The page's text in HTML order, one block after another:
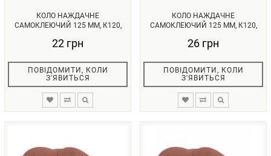
КОЛО НАЖДАЧНЕ
САМОКЛЕЮЧИЙ 125 ММ, К120,
22 грн
ПОВІДОМИТИ, КОЛИ
З'ЯВИТЬСЯ
КОЛО НАЖДАЧНЕ
САМОКЛЕЮЧИЙ 125 ММ, К120,
26 грн
ПОВІДОМИТИ, КОЛИ
З'ЯВИТЬСЯ